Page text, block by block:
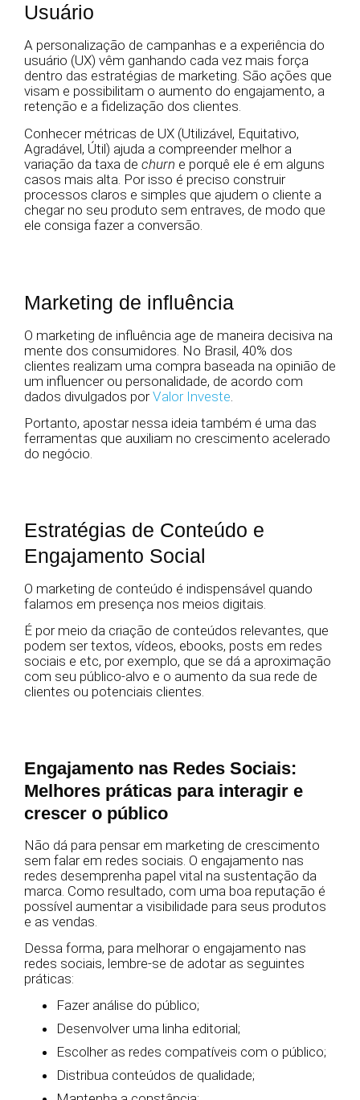
Usuário
A personalização de campanhas e a experiência do
usuário (UX) vêm ganhando cada vez mais força
dentro das estratégias de marketing. São ações que
visam e possibilitam o aumento do engajamento, a
retenção e a fidelização dos clientes.
Conhecer métricas de UX (Utilizável, Equitativo,
Agradável, Útil) ajuda a compreender melhor a
variação da taxa de churn e porquê ele é em alguns
casos mais alta. Por isso é preciso construir
processos claros e simples que ajudem o cliente a
chegar no seu produto sem entraves, de modo que
ele consiga fazer a conversão.
Marketing de influência
O marketing de influência age de maneira decisiva na
mente dos consumidores. No Brasil, 40% dos
clientes realizam uma compra baseada na opinião de
um influencer ou personalidade, de acordo com
dados divulgados porValor Investe.
Portanto, apostar nessa ideia também é uma das
ferramentas que auxiliam no crescimento acelerado
do negócio.
Estratégias de Conteúdo e
Engajamento Social
O marketing de conteúdo é indispensável quando
falamos em presença nos meios digitais.
É por meio da criação de conteúdos relevantes, que
podem ser textos, vídeos, ebooks, posts em redes
sociais e etc, por exemplo, que se dá a aproximação
com seu público-alvo e o aumento da sua rede de
clientes ou potenciais clientes.
Engajamento nas Redes Sociais:
Melhores práticas para interagir e
crescer o público
Não dá para pensar em marketing de crescimento
sem falar em redes sociais. O engajamento nas
redes desemprenha papel vital na sustentação da
marca. Como resultado, com uma boa reputação é
possível aumentar a visibilidade para seus produtos
e as vendas.
Dessa forma, para melhorar o engajamento nas
redes sociais, lembre-se de adotar as seguintes
práticas:
Fazer análise do público;
Desenvolver uma linha editorial;
Escolher as redes compatíveis com o público;
Distribua conteúdos de qualidade;